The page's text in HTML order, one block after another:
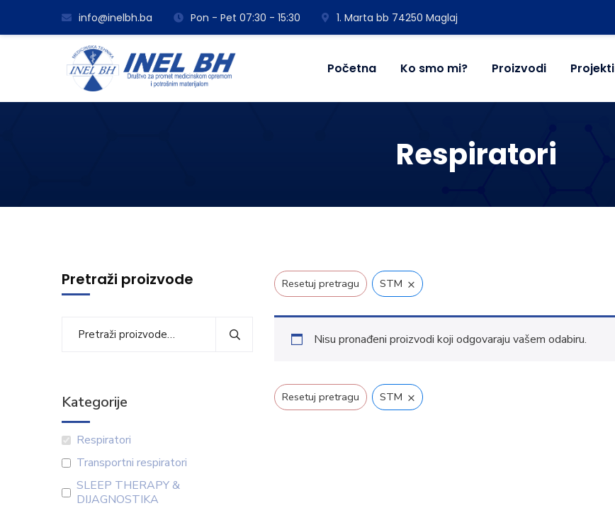
info@inelbh.ba Pon - Pet 07:30 - 15:30 1. Marta bb 74250 Maglaj
Početna Ko smo mi? Proizvodi Projekti
Respiratori
Resetuj pretragu STM ×
Nisu pronađeni proizvodi koji odgovaraju vašem odabiru.
Resetuj pretragu STM ×
Pretraži proizvode
Kategorije
Respiratori
Transportni respiratori
SLEEP THERAPY &
DIJAGNOSTIKA